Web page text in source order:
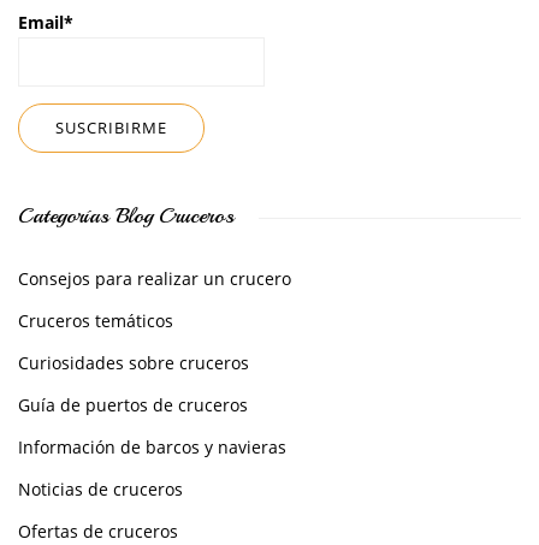
Email*
Categorías Blog Cruceros
Consejos para realizar un crucero
Cruceros temáticos
Curiosidades sobre cruceros
Guía de puertos de cruceros
Información de barcos y navieras
Noticias de cruceros
Ofertas de cruceros